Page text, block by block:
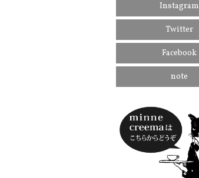
Instagram
Twitter
Facebook
note